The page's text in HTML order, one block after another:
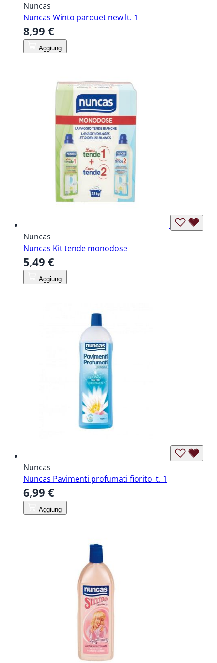
Nuncas
Nuncas Winto parquet new lt. 1
8,99 €
Aggiungi
Nuncas
Nuncas Kit tende monodose
5,49 €
Aggiungi
Nuncas
Nuncas Pavimenti profumati fiorito lt. 1
6,99 €
Aggiungi